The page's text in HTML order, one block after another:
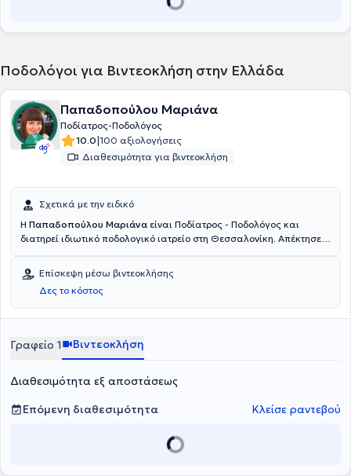
Ποδολόγοι για Βιντεοκλήση στην Ελλάδα
Παπαδοπούλου Μαριάνα
Ποδίατρος-Ποδολόγος
10.0|100 αξιολογήσεις
Διαθεσιμότητα για βιντεοκλήση
Σχετικά με την ειδικό
Η Παπαδοπούλου Μαριάνα είναι Ποδίατρος - Ποδολόγος και
διατηρεί ιδιωτικό ποδολογικό ιατρείο στη Θεσσαλονίκη. Απέκτησε
από το QUEEN MARGARET UNIVERSITY και είναι μεταπτυχιακός
φοιτητής στην εμβιομηχανική. Συνεργάστηκε με την χειρουργική
κλινική του Γενικού Νοσοκομείου Κιλκίς. Έχει συμμετάσχει σε
πολυάριθμα συνέδρια και είναι μέλος του Ελληνικού Συλλόγου
Health and Care Professions Council.
Επίσκεψη μέσω βιντεοκλήσης
Δες το κόστος
Γραφείο 1 Βιντεοκλήση
Διαθεσιμότητα εξ αποστάσεως
Επόμενη διαθεσιμότητα
Κλείσε ραντεβού